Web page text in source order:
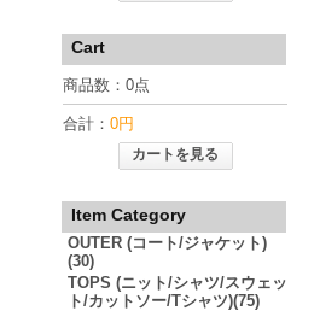
Cart
商品数：0点
合計： 0円
カートを見る
Item Category
OUTER (コート/ジャケット)
(30)
TOPS (ニット/シャツ/スウェッ
ト/カットソー/Tシャツ)(75)